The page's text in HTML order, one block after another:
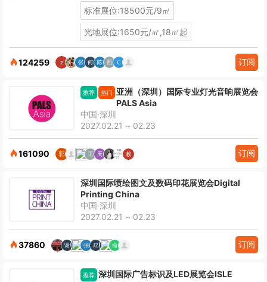
标准展位:18500元/9㎡
光地展位:1650元/㎡,18㎡起
124259 订阅
推荐 热门
亚洲（深圳）国际专业灯光音响展览会
PALS Asia
中国·深圳
2027.02.21 ~ 02.23
161090 订阅
深圳国际喷绘图文及数码印花展览会Digital
Printing China
中国·深圳
2027.02.21 ~ 02.23
37860 订阅
推荐 深圳国际广告标识及LED展览会ISLE